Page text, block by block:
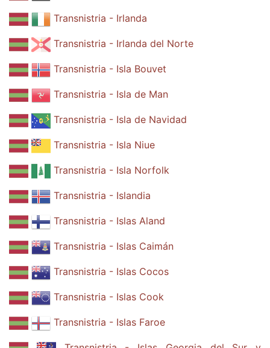
Transnistria - Irlanda
Transnistria - Irlanda del Norte
Transnistria - Isla Bouvet
Transnistria - Isla de Man
Transnistria - Isla de Navidad
Transnistria - Isla Niue
Transnistria - Isla Norfolk
Transnistria - Islandia
Transnistria - Islas Aland
Transnistria - Islas Caimán
Transnistria - Islas Cocos
Transnistria - Islas Cook
Transnistria - Islas Faroe